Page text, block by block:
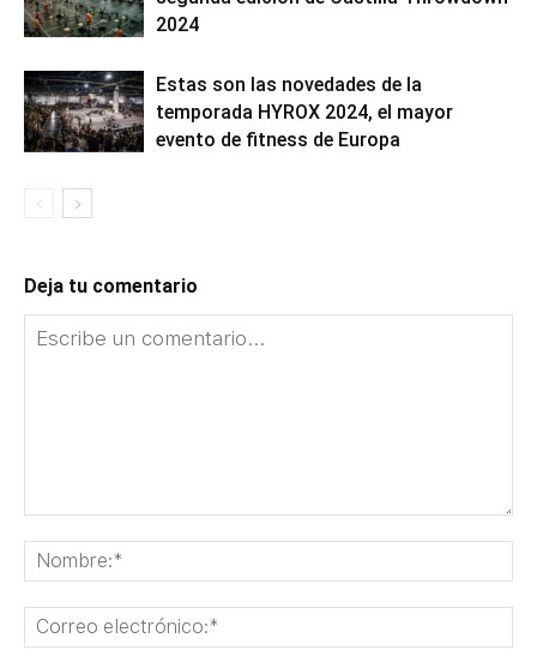
2024
Estas son las novedades de la
temporada HYROX 2024, el mayor
evento de fitness de Europa
Deja tu comentario